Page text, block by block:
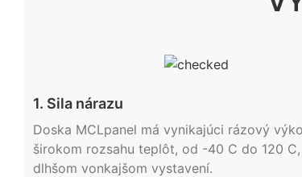
1. Sila nárazu
Doska MCLpanel má vynikajúci rázový
širokom rozsahu teplôt, od -40 C do 120
dlhšom vonkajšom vystavení.